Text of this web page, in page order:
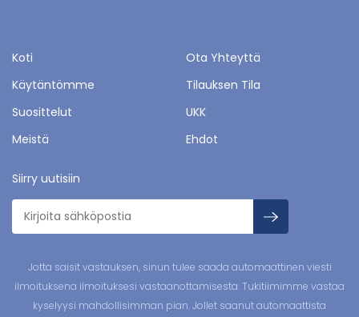
Koti
Ota Yhteyttä
Käytäntömme
Tilauksen Tila
Suosittelut
UKK
Meistä
Ehdot
Siirry uutisiin
Jotta saisit vastauksen, sinun tulee saada automaattinen viesti
ilmoituksena ilmoituksesi vastaanottamisesta. Tukitiimimme vastaa
kyselyysi mahdollisimman pian. Jollet saanut automaattista